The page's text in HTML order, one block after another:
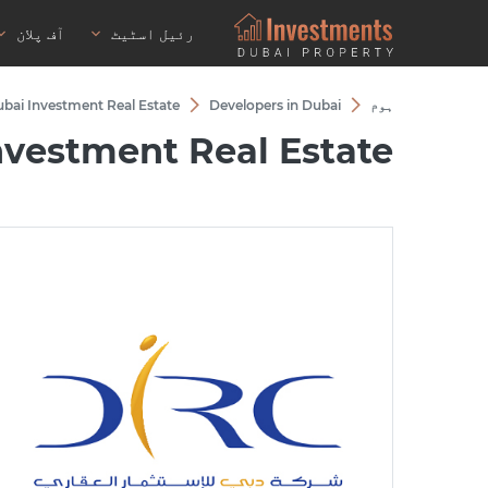
رئیل اسٹیٹ آف پلان
ہوم Developers in Dubai
Investment Real Estate
Real Estate